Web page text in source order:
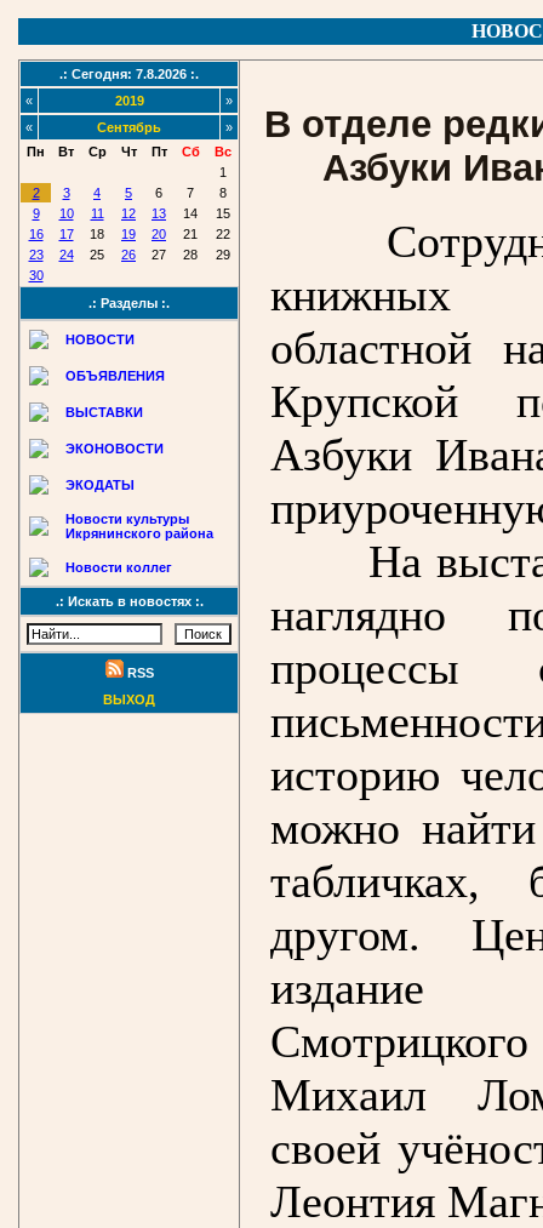
.: Сегодня: 7.8.2026 :.
«
2019
»
«
Сентябрь
»
Пн
Вт Ср Чт Пт Сб
Вс
1
2
3 4 5 6 7
8
9
10 11 12 13 14
15
16
17 18 19 20 21
22
23
24 25 26 27 28
29
30
.: Разделы :.
НОВОСТИ
ОБЪЯВЛЕНИЯ
ВЫСТАВКИ
ЭКОНОВОСТИ
ЭКОДАТЫ
Новости культуры
Икрянинского района
Новости коллег
.: Искать в новостях :.
RSS
ВЫХОД
В отделе
Азбуки
книжных
областной
Крупской
Азбуки
На
наглядно
процессы
историю
можно
другом.
издание
Михаил
своей
Леонтия